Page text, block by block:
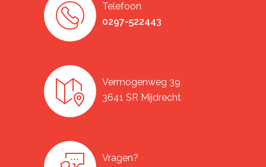
Telefoon
0297-522443
Vermogenweg 39
3641 SR Mijdrecht
Vragen?